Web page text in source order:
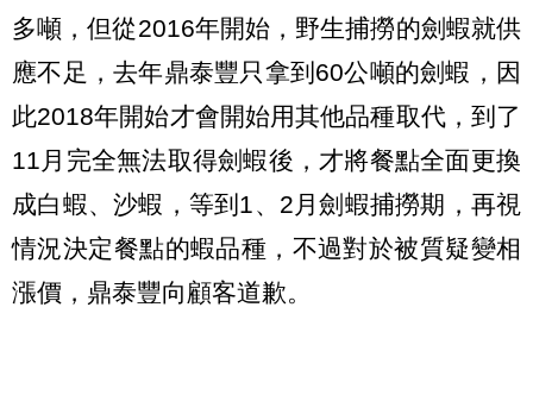
多噸，但從2016年開始，野生捕撈的劍蝦就供
應不足，去年鼎泰豐只拿到60公噸的劍蝦，因
此2018年開始才會開始用其他品種取代，到了
11月完全無法取得劍蝦後，才將餐點全面更換
成白蝦、沙蝦，等到1、2月劍蝦捕撈期，再視
情況決定餐點的蝦品種，不過對於被質疑變相
漲價，鼎泰豐向顧客道歉。